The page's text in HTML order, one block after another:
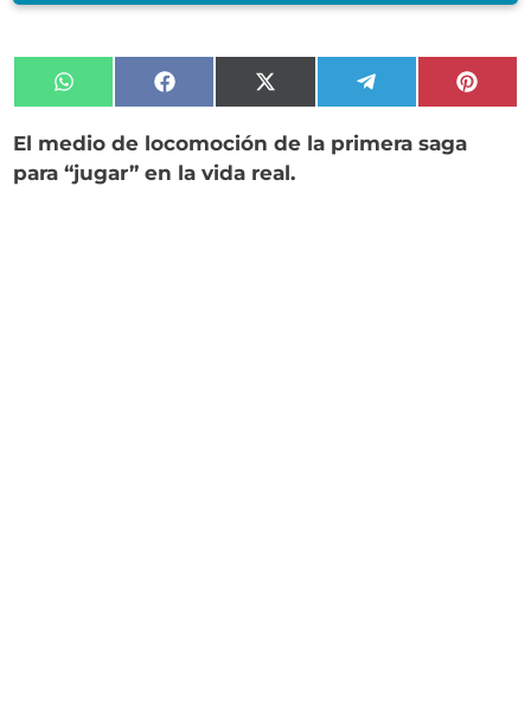
Compartir
en
WhatsApp
Compartir
en
Facebook
Compartir
en
(Twitter)
Compartir
en
en
El medio de locomoción de la primera saga
para “jugar” en la vida real.